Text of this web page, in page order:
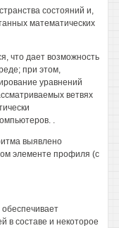
состояний и,
математических
что дает возможность
при этом,
уравнений
ветвях
.
выявлено
элементе профиля (с
в составе и некоторое